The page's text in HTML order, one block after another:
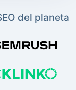
del planeta